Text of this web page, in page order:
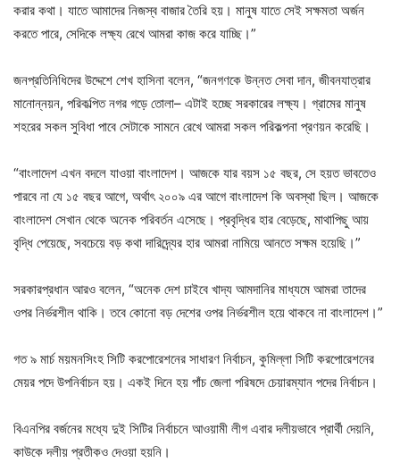
করার কথা। যাতে আমাদের নিজস্ব বাজার তৈরি হয়। মানুষ যাতে সেই সক্ষমতা অর্জন
করতে পারে, সেদিকে লক্ষ্য রেখে আমরা কাজ করে যাচ্ছি।”
জনপ্রতিনিধিদের উদ্দেশে শেখ হাসিনা বলেন, “জনগণকে উন্নত সেবা দান, জীবনযাত্রার
মানোন্নয়ন, পরিকল্পিত নগর গড়ে তোলা– এটাই হচ্ছে সরকারের লক্ষ্য। গ্রামের মানুষ
শহরের সকল সুবিধা পাবে সেটাকে সামনে রেখে আমরা সকল পরিকল্পনা প্রণয়ন করেছি।
“বাংলাদেশ এখন বদলে যাওয়া বাংলাদেশ। আজকে যার বয়স ১৫ বছর, সে হয়ত ভাবতেও
পারবে না যে ১৫ বছর আগে, অর্থাৎ ২০০৯ এর আগে বাংলাদেশ কি অবস্থা ছিল। আজকে
বাংলাদেশ সেখান থেকে অনেক পরিবর্তন এসেছে। প্রবৃদ্ধির হার বেড়েছে, মাথাপিছু আয়
বৃদ্ধি পেয়েছে, সবচেয়ে বড় কথা দারিদ্র্যের হার আমরা নামিয়ে আনতে সক্ষম হয়েছি।”
সরকারপ্রধান আরও বলেন, “অনেক দেশ চাইবে খাদ্য আমদানির মাধ্যমে আমরা তাদের
ওপর নির্ভরশীল থাকি। তবে কোনো বড় দেশের ওপর নির্ভরশীল হয়ে থাকবে না বাংলাদেশ।”
গত ৯ মার্চ ময়মনসিংহ সিটি করপোরেশনের সাধারণ নির্বাচন, কুমিল্লা সিটি করপোরেশনের
মেয়র পদে উপনির্বাচন হয়। একই দিনে হয় পাঁচ জেলা পরিষদে চেয়ারম্যান পদের নির্বাচন।
বিএনপির বর্জনের মধ্যে দুই সিটির নির্বাচনে আওয়ামী লীগ এবার দলীয়ভাবে প্রার্থী দেয়নি,
কাউকে দলীয় প্রতীকও দেওয়া হয়নি।